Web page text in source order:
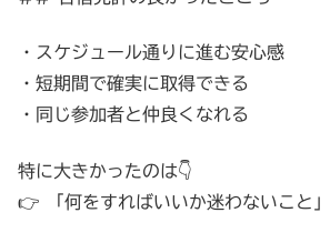
・スケジュール通りに進む安心感
・短期間で確実に取得できる
・同じ参加者と仲良くなれる
特に大きかったのは👇
👉 「何をすればいいか迷わないこと」